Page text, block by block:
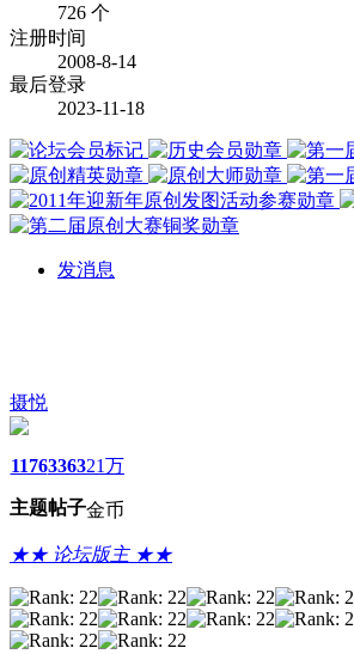
726 个
注册时间
2008-8-14
最后登录
2023-11-18
发消息
摄悦
1176
主题
3363
帖子
21万
金币
★★ 论坛版主 ★★